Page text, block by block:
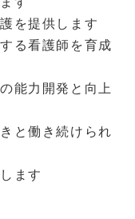
を提供します
る看護師を育成
能力開発と向上
と働き続けられ
ます